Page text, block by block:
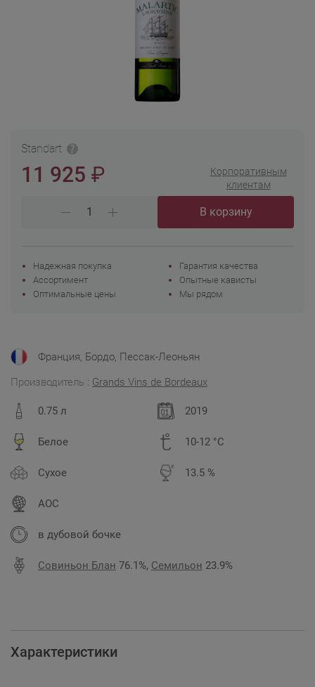
Франция, Бордо, Пессак-Леоньян
Производитель : Grands Vins de Bordeauх
0.75 л 2019
Белое 10-12 °C
Сухое 13.5 %
AOC
в дубовой бочке
Совиньон Блан 76.1%, Семильон 23.9%
Standart
11 925 ₽
Корпоративным
клиентам
В корзину
Надежная покупка
Гарантия качества
Ассортимент
Опытные кависты
Оптимальные цены
Мы рядом
Характеристики